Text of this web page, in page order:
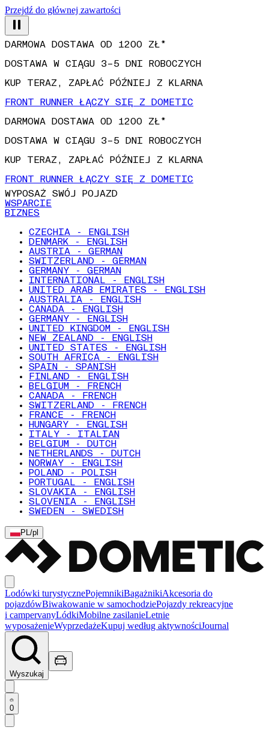
Przejdź do głównej zawartości
DARMOWA DOSTAWA OD 1200 ZŁ*
DOSTAWA W CIĄGU 3–5 DNI ROBOCZYCH
KUP TERAZ, ZAPŁAĆ PÓŹNIEJ Z KLARNA
FRONT RUNNER ŁĄCZY SIĘ Z DOMETIC
DARMOWA DOSTAWA OD 1200 ZŁ*
DOSTAWA W CIĄGU 3–5 DNI ROBOCZYCH
KUP TERAZ, ZAPŁAĆ PÓŹNIEJ Z KLARNA
FRONT RUNNER ŁĄCZY SIĘ Z DOMETIC
WYPOSAŻ SWÓJ POJAZD
WSPARCIE
BIZNES
CZECHIA - ENGLISH
DENMARK - ENGLISH
AUSTRIA - GERMAN
SWITZERLAND - GERMAN
GERMANY - GERMAN
INTERNATIONAL - ENGLISH
UNITED ARAB EMIRATES - ENGLISH
AUSTRALIA - ENGLISH
CANADA - ENGLISH
GERMANY - ENGLISH
UNITED KINGDOM - ENGLISH
NEW ZEALAND - ENGLISH
UNITED STATES - ENGLISH
SOUTH AFRICA - ENGLISH
SPAIN - SPANISH
FINLAND - ENGLISH
BELGIUM - FRENCH
CANADA - FRENCH
SWITZERLAND - FRENCH
FRANCE - FRENCH
HUNGARY - ENGLISH
ITALY - ITALIAN
BELGIUM - DUTCH
NETHERLANDS - DUTCH
NORWAY - ENGLISH
POLAND - POLISH
PORTUGAL - ENGLISH
SLOVAKIA - ENGLISH
SLOVENIA - ENGLISH
SWEDEN - SWEDISH
PL/pl
Lodówki turystycznePojemnikiBagażnikiAkcesoria do
pojazdówBiwakowanie w samochodziePojazdy rekreacyjne
i campervanyLódkiMobilne zasilanieLetnie
wyposażenieWyprzedażeKupuj według aktywnościJournal
Wyszukaj
0